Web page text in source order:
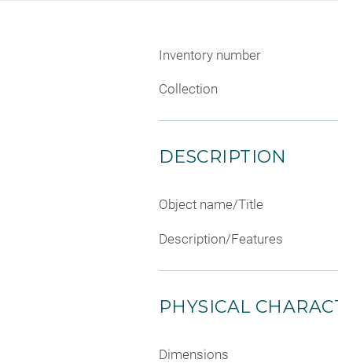
Inventory number
Collection
DESCRIPTION
Object name/Title
Description/Features
PHYSICAL
Dimensions